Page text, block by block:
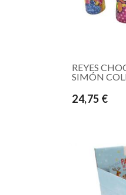
REYES
SIMÓN
24,75 €